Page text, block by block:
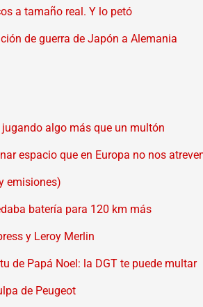
a tamaño real. Y lo petó
de guerra de Japón a Alemania
algo más que un multón
espacio que en Europa no nos
emisiones)
batería para 120 km más
y Leroy Merlin
de Papá Noel: la DGT te puede multar
de Peugeot